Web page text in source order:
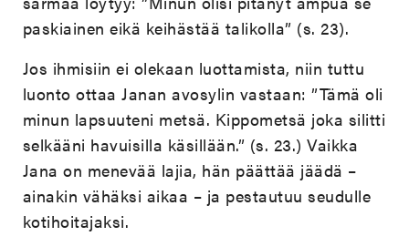
paskiainen eikä keihästää talikolla” (s. 23).
Jos ihmisiin ei olekaan luottamista, niin tuttu
luonto ottaa Janan avosylin vastaan: ”Tämä oli
minun lapsuuteni metsä. Kippometsä joka silitti
selkääni havuisilla käsillään.” (s. 23.) Vaikka
Jana on menevää lajia, hän päättää jäädä –
ainakin vähäksi aikaa – ja pestautuu seudulle
kotihoitajaksi.